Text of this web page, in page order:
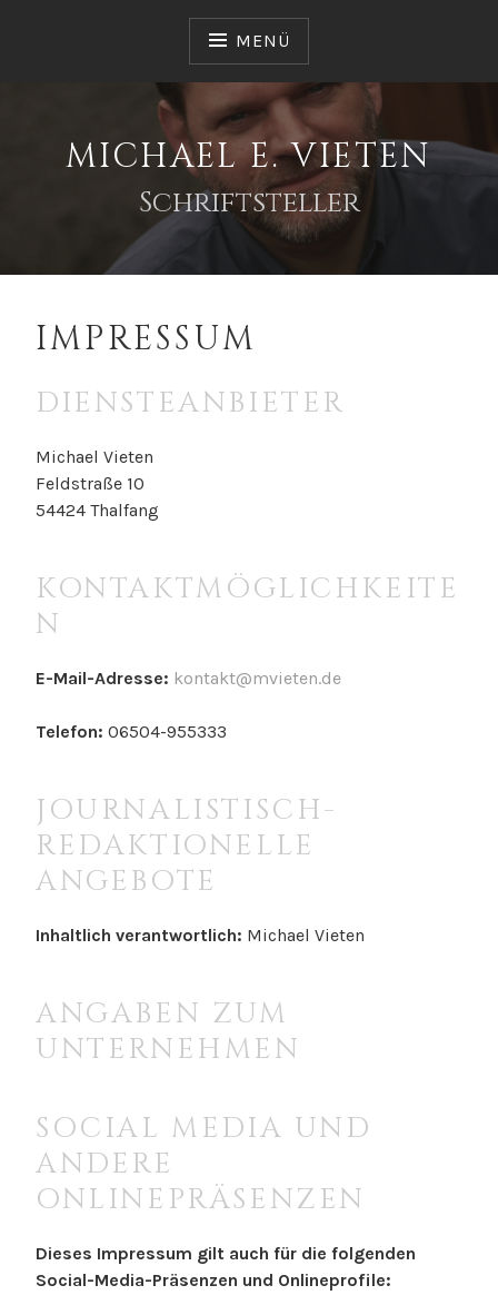
MENÜ
MICHAEL E. VIETEN
Schriftsteller
IMPRESSUM
DIENSTEANBIETER
Michael Vieten
Feldstraße 10
54424 Thalfang
KONTAKTMÖGLICHKEITE
N
E-Mail-Adresse: kontakt@mvieten.de
Telefon: 06504-955333
JOURNALISTISCH-
REDAKTIONELLE
ANGEBOTE
Inhaltlich verantwortlich: Michael Vieten
ANGABEN ZUM
UNTERNEHMEN
SOCIAL MEDIA UND
ANDERE
ONLINEPRÄSENZEN
Dieses Impressum gilt auch für die folgenden
Social-Media-Präsenzen und Onlineprofile: